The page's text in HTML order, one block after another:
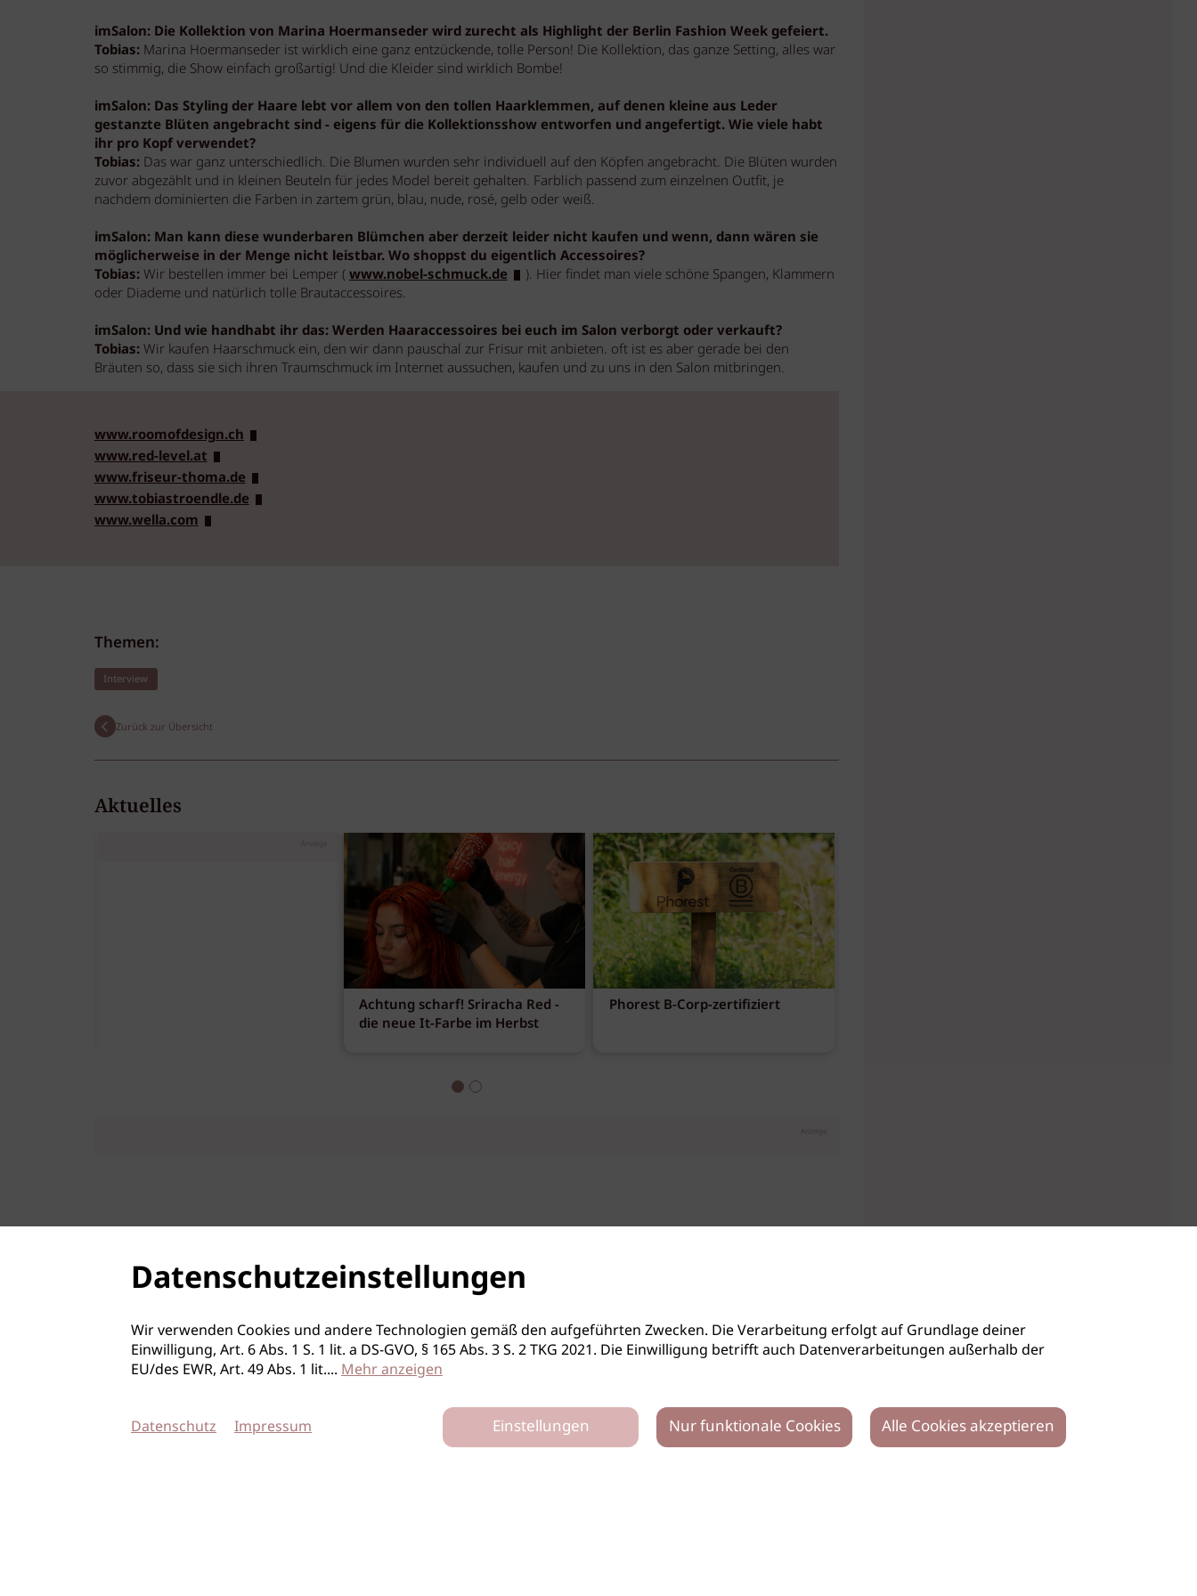
imSalon: Die Kollektion von Marina Hoermanseder wird zurecht als Highlight der Berlin Fashion Week gefeiert.
Tobias: Marina Hoermanseder ist wirklich eine ganz entzückende, tolle Person! Die Kollektion, das ganze Setting, alles war
so stimmig, die Show einfach großartig! Und die Kleider sind wirklich Bombe!
imSalon: Das Styling der Haare lebt vor allem von den tollen Haarklemmen, auf denen kleine aus Leder
gestanzte Blüten angebracht sind - eigens für die Kollektionsshow entworfen und angefertigt. Wie viele habt
ihr pro Kopf verwendet?
Tobias: Das war ganz unterschiedlich. Die Blumen wurden sehr individuell auf den Köpfen angebracht. Die Blüten wurden
zuvor abgezählt und in kleinen Beuteln für jedes Model bereit gehalten. Farblich passend zum einzelnen Outfit, je
nachdem dominierten die Farben in zartem grün, blau, nude, rosé, gelb oder weiß.
imSalon: Man kann diese wunderbaren Blümchen aber derzeit leider nicht kaufen und wenn, dann wären sie
möglicherweise in der Menge nicht leistbar. Wo shoppst du eigentlich Accessoires?
Tobias: Wir bestellen immer bei Lemper ( www.nobel-schmuck.de
). Hier findet man viele schöne Spangen, Klammern
oder Diademe und natürlich tolle Brautaccessoires.
imSalon: Und wie handhabt ihr das: Werden Haaraccessoires bei euch im Salon verborgt oder verkauft?
Tobias: Wir kaufen Haarschmuck ein, den wir dann pauschal zur Frisur mit anbieten. oft ist es aber gerade bei den
Bräuten so, dass sie sich ihren Traumschmuck im Internet aussuchen, kaufen und zu uns in den Salon mitbringen.
www.roomofdesign.ch
www.red-level.at
www.friseur-thoma.de
www.tobiastroendle.de
www.wella.com
Themen:
Interview
Zurück zur Übersicht
Aktuelles
Anzeige
Achtung scharf! Sriracha Red -
die neue It-Farbe im Herbst
Phorest B-Corp-zertifiziert
Anzeige
Datenschutzeinstellungen
Wir verwenden Cookies und andere Technologien gemäß den aufgeführten Zwecken. Die Verarbeitung erfolgt auf Grundlage deiner
Einwilligung, Art. 6 Abs. 1 S. 1 lit. a DS-GVO, § 165 Abs. 3 S. 2 TKG 2021. Die Einwilligung betrifft auch Datenverarbeitungen außerhalb der
EU/des EWR, Art. 49 Abs. 1 lit.... Mehr anzeigen
Datenschutz Impressum Einstellungen Nur funktionale Cookies Alle Cookies akzeptieren